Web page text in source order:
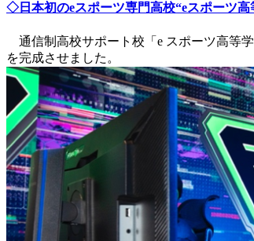
◇日本初のeスポーツ専門高校“eスポーツ高
通信制高校サポート校「e スポーツ高等
を完成させました。